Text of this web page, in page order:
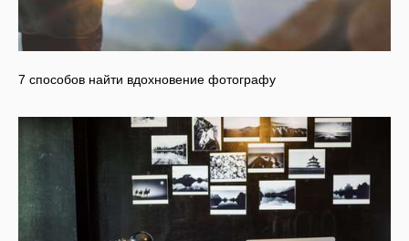
7 способов найти вдохновение фотографу